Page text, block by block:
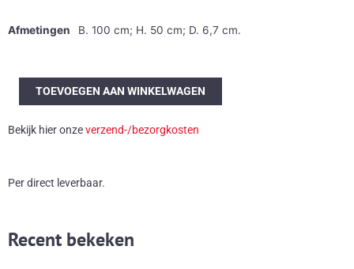
Afmetingen B. 100 cm; H. 50 cm; D. 6,7 cm.
Studio
Cellini
aantal
TOEVOEGEN AAN WINKELWAGEN
Bekijk hier onzeverzend-/bezorgkosten
Per direct leverbaar.
Recent bekeken